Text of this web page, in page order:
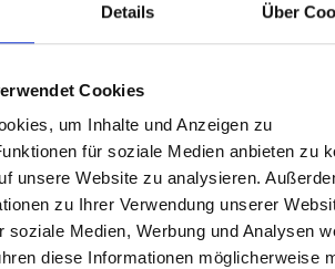
Details Über
Cookies
um Inhalte und Anzeigen zu
für soziale Medien anbieten zu
unsere Website zu analysieren.
zu Ihrer Verwendung unserer
soziale Medien, Werbung und Analysen
diese Informationen möglicherweise
hoch, erfassen Sie
Versicherungen und
Durch die zentrale
Vermögens behalten Sie stets
und können Ihre